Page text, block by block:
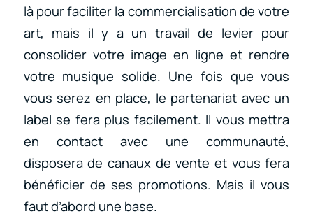
là pour faciliter la commercialisation de votre
art, mais il y a un travail de levier pour
consolider votre image en ligne et rendre
votre musique solide. Une fois que vous
vous serez en place, le partenariat avec un
label se fera plus facilement. Il vous mettra
en contact avec une communauté,
disposera de canaux de vente et vous fera
bénéficier de ses promotions. Mais il vous
faut d’abord une base.